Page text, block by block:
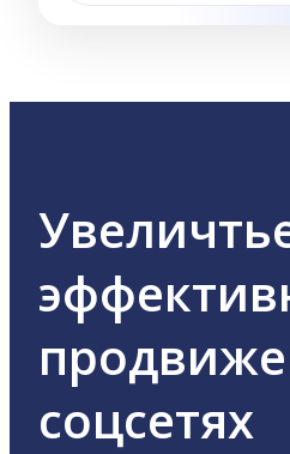
соцсетях